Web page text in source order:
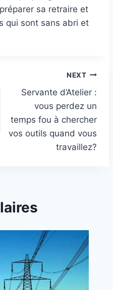
sa retraire et
qui sont sans abri et
NEXT
Servante d’Atelier :
vous perdez un
temps fou à chercher
vos outils quand vous
travaillez?